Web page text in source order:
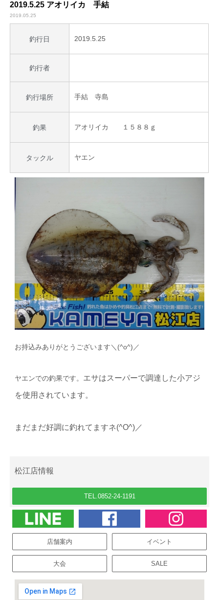
2019.5.25 アオリイカ 手結
2019.05.25
釣行日 2019.5.25
釣行者
釣行場所 手結 寺島
釣果 アオリイカ １５８８ｇ
タックル ヤエン
お持込みありがとうございます＼(^o^)／
ヤエンでの釣果です。 エサはスーパーで調達した小アジ
を使用されています。
まだまだ好調に釣れてますネ(^O^)／
松江店情報
TEL.0852-24-1191
店舗案内 イベント
大会 SALE